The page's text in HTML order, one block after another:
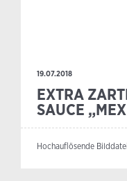
19.07.2018
EXTRA
SAUCE
Hochauflösende Bilddatei